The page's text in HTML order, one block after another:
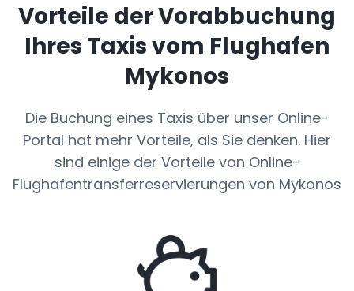
Vorteile der Vorabbuchung
Ihres Taxis vom Flughafen
Mykonos
Die Buchung eines Taxis über unser Online-
Portal hat mehr Vorteile, als Sie denken. Hier
sind einige der Vorteile von Online-
Flughafentransferreservierungen von Mykonos